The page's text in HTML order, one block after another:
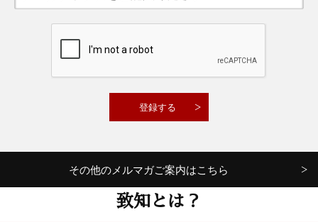
その他のメルマガご案内はこちら
致知とは？